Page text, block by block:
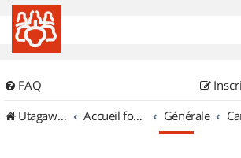
FAQ
UtagawaVTT (Randos VTT et VTTAE avec traces GPS)
Accueil forum Générale